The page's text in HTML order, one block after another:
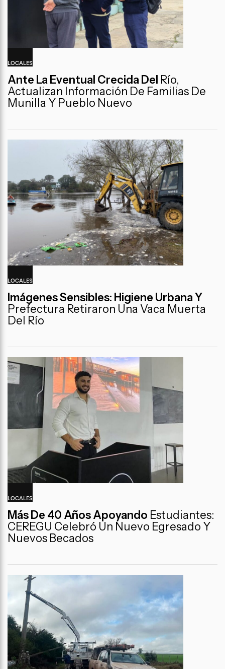
LOCALES
Ante La Eventual Crecida Del Río,
Actualizan Información De Familias De
Munilla Y Pueblo Nuevo
LOCALES
Imágenes Sensibles: Higiene Urbana Y
Prefectura Retiraron Una Vaca Muerta
Del Río
LOCALES
Más De 40 Años Apoyando Estudiantes:
CEREGU Celebró Un Nuevo Egresado Y
Nuevos Becados